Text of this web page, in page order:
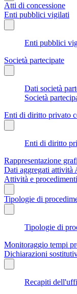
Atti di concessione
Enti pubblici vigilati
Enti pubblici
Società partecipate
Dati società
Società
Enti di diritto privato
Enti di diritto
Rappresentazione
Dati aggregati attività
Attività e procedimenti
Tipologie di
Tipologie di
Monitoraggio tempi
Dichiarazioni
Recapiti